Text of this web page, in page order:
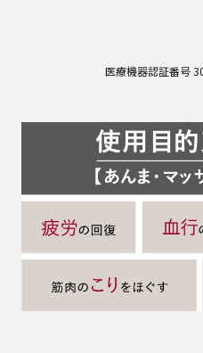
医療機器認証番号